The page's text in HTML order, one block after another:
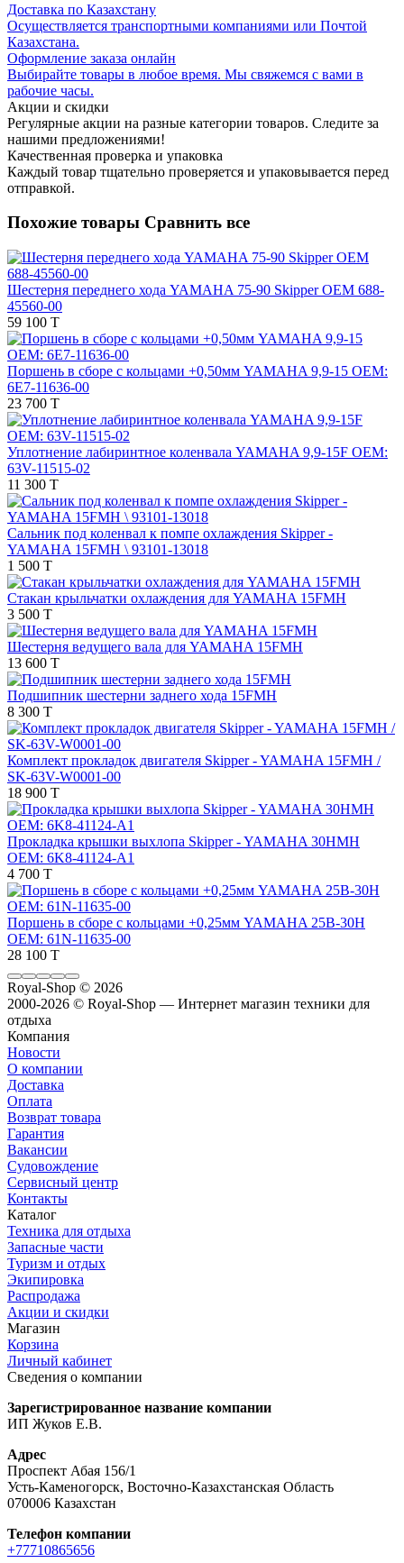
Доставка по Казахстану
Осуществляется транспортными компаниями или Почтой
Казахстана.
Оформление заказа онлайн
Выбирайте товары в любое время. Мы свяжемся с вами в
рабочие часы.
Акции и скидки
Регулярные акции на разные категории товаров. Следите за
нашими предложениями!
Качественная проверка и упаковка
Каждый товар тщательно проверяется и упаковывается перед
отправкой.
Похожие товары Сравнить все
Шестерня переднего хода YAMAHA 75-90 Skipper OEM 688-
45560-00
59 100 T
Поршень в сборе с кольцами +0,50мм YAMAHA 9,9-15 OEM:
6E7-11636-00
23 700 T
Уплотнение лабиринтное коленвала YAMAHA 9,9-15F OEM:
63V-11515-02
11 300 T
Сальник под коленвал к помпе охлаждения Skipper -
YAMAHA 15FMH \ 93101-13018
1 500 T
Стакан крыльчатки охлаждения для YAMAHA 15FMH
3 500 T
Шестерня ведущего вала для YAMAHA 15FMH
13 600 T
Подшипник шестерни заднего хода 15FMH
8 300 T
Комплект прокладок двигателя Skipper - YAMAHA 15FMH /
SK-63V-W0001-00
18 900 T
Прокладка крышки выхлопа Skipper - YAMAHA 30HMH
OEM: 6K8-41124-A1
4 700 T
Поршень в сборе с кольцами +0,25мм YAMAHA 25B-30H
OEM: 61N-11635-00
28 100 T
Royal-Shop © 2026
2000-2026 © Royal-Shop — Интернет магазин техники для
отдыха
Компания
Новости
О компании
Доставка
Оплата
Возврат товара
Гарантия
Вакансии
Судовождение
Сервисный центр
Контакты
Каталог
Техника для отдыха
Запасные части
Туризм и отдых
Экипировка
Распродажа
Акции и скидки
Магазин
Корзина
Личный кабинет
Сведения о компании
Зарегистрированное название компании
ИП Жуков Е.В.
Адрес
Проспект Абая 156/1
Усть-Каменогорск, Восточно-Казахстанская Область
070006 Казахстан
Телефон компании
+77710865656